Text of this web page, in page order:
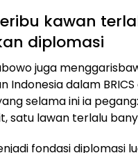
kawan
diplomasi
juga
Indonesia dalam
selama ini ia
satu lawan terlalu
fondasi diplomasi